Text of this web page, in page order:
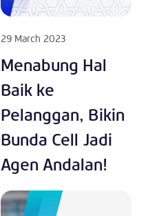
29 March 2023
Menabung Hal
Baik ke
Pelanggan, Bikin
Bunda Cell Jadi
Agen Andalan!